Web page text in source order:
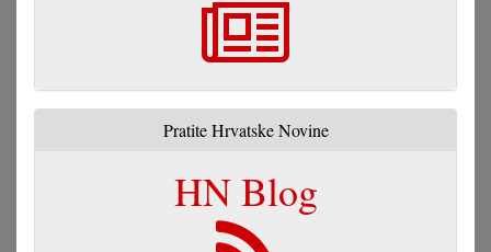
Pratite Hrvatske Novine
HN Blog